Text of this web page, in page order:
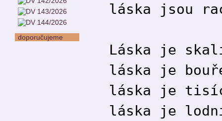
doporučujeme
láska jsou
Láska je
láska je
láska je
láska je